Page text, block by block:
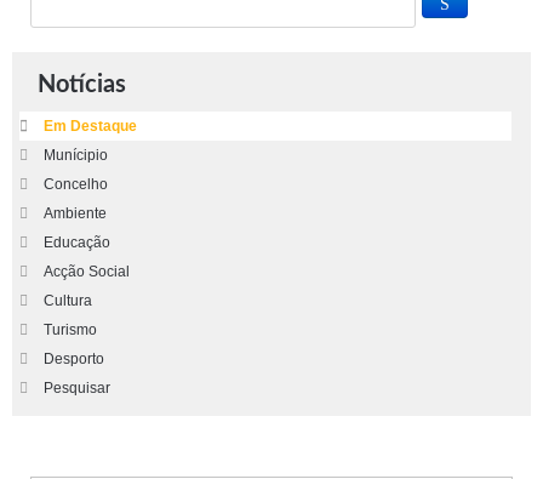
Notícias
Em Destaque
Munícipio
Concelho
Ambiente
Educação
Acção Social
Cultura
Turismo
Desporto
Pesquisar